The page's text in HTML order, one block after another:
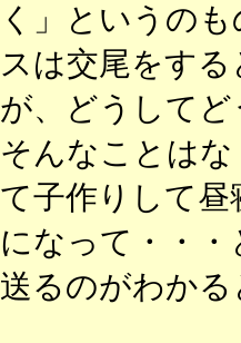
く」というの
スは交尾をす
が、どうして
そんなことは
て子作りして
になって・・
送るのがわか